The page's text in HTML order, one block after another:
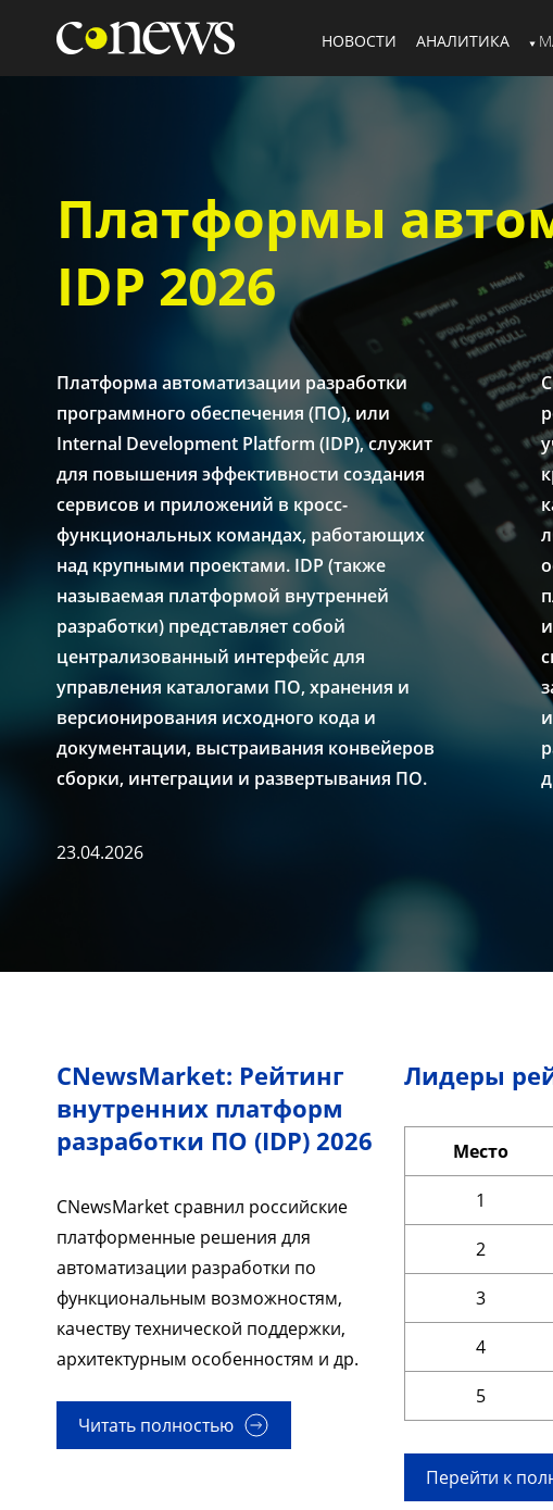
НОВОСТИ АНАЛИТИКА
Платформы
IDP 2026
Платформа автоматизации разработки
программного обеспечения (ПО), или
Internal Development Platform (IDP), служит
для повышения эффективности создания
сервисов и приложений в кросс-
функциональных командах, работающих
над крупными проектами. IDP (также
называемая платформой внутренней
разработки) представляет собой
централизованный интерфейс для
управления каталогами ПО, хранения и
версионирования исходного кода и
документации, выстраивания конвейеров
сборки, интеграции и развертывания ПО.
23.04.2026
CNewsMarket: Рейтинг
внутренних платформ
разработки ПО (IDP) 2026
CNewsMarket сравнил российские
платформенные решения для
автоматизации разработки по
функциональным возможностям,
качеству технической поддержки,
архитектурным особенностям и др.
Читать полностью
Лидеры
Место
1
2
3
4
5
Перейти к